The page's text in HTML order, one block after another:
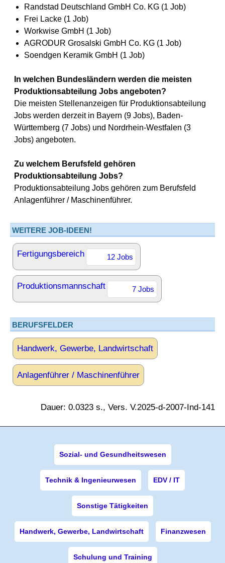
Randstad Deutschland GmbH Co. KG (1 Job)
Frei Lacke (1 Job)
Workwise GmbH (1 Job)
AGRODUR Grosalski GmbH Co. KG (1 Job)
Soendgen Keramik GmbH (1 Job)
In welchen Bundesländern werden die meisten
Produktionsabteilung Jobs angeboten?
Die meisten Stellenanzeigen für Produktionsabteilung
Jobs werden derzeit in Bayern (9 Jobs), Baden-
Württemberg (7 Jobs) und Nordrhein-Westfalen (3
Jobs) angeboten.
Zu welchem Berufsfeld gehören
Produktionsabteilung Jobs?
Produktionsabteilung Jobs gehören zum Berufsfeld
Anlagenführer / Maschinenführer.
WEITERE JOB-IDEEN!
Fertigungsbereich 12 Jobs
Produktionsmannschaft 7 Jobs
BERUFSFELDER
Handwerk, Gewerbe, Landwirtschaft
Anlagenführer / Maschinenführer
Dauer: 0.0323 s., Vers. V.2025-d-2007-Ind-141
Sozial- und Gesundheitswesen
Technik & Ingenieurwesen EDV / IT
Sonstige Tätigkeiten
Handwerk, Gewerbe, Landwirtschaft Finanzwesen
Schulung und Training